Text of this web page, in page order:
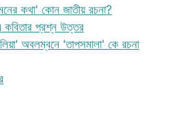
কথা' কোন জাতীয় রচনা?
কবিতার প্রশ্ন উত্তর
অবলম্বনে 'তাপসমালা' কে রচনা